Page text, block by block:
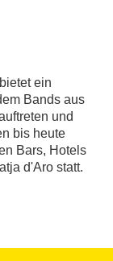
ein
Bands aus
und
bis heute
Bars, Hotels
d'Aro statt.